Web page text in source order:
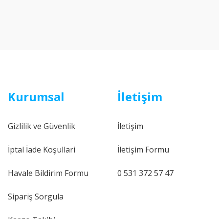
Kurumsal
Gizlilik ve Güvenlik
İptal İade Koşullari
Havale Bildirim Formu
Sipariş Sorgula
İletişim
İletişim
İletişim Formu
0 531 372 57 47